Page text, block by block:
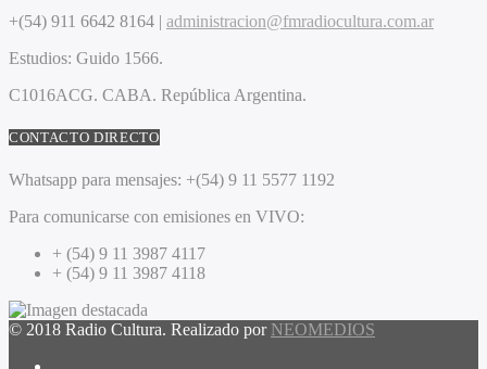
+(54) 911 6642 8164 | administracion@fmradiocultura.com.ar
Estudios: Guido 1566.
C1016ACG. CABA. República Argentina.
CONTACTO DIRECTO
Whatsapp para mensajes: +(54) 9 11 5577 1192
Para comunicarse con emisiones en VIVO:
+ (54) 9 11 3987 4117
+ (54) 9 11 3987 4118
© 2018 Radio Cultura. Realizado por NEOMEDIOS